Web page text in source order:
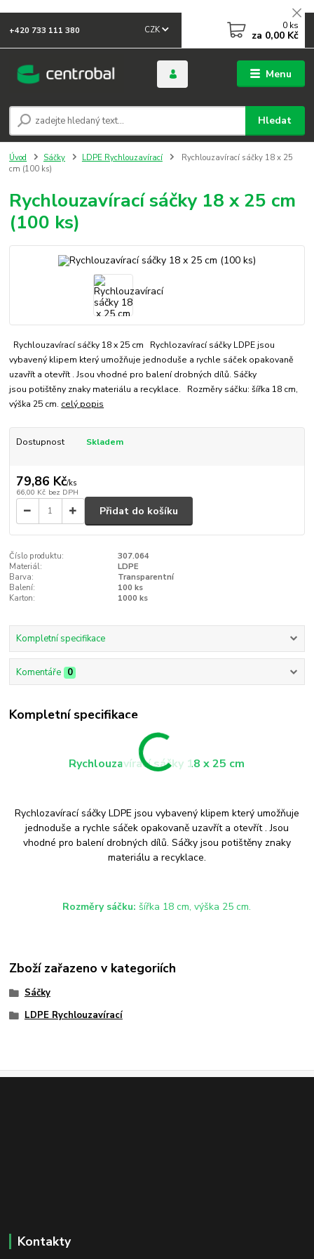
Menu
CZK
Hledat
+420 733 111 380 0 ks
za 0,00 Kč
Úvod Sáčky LDPE Rychlouzavírací
Rychlouzavírací sáčky 18 x 25
cm (100 ks)
Rychlouzavírací sáčky 18 x 25 cm
(100 ks)
Rychlouzavírací sáčky 18 x 25 cm Rychlozavírací sáčky LDPE jsou
vybavený klipem který umožňuje jednoduše a rychle sáček opakovaně
uzavřít a otevřít . Jsou vhodné pro balení drobných dílů. Sáčky
jsou potištěny znaky materiálu a recyklace. Rozměry sáčku: šířka 18 cm,
výška 25 cm. celý popis
Dostupnost Skladem
79,86 Kč/ks
66,00 Kč bez DPH
Přidat do košíku
Číslo produktu:
307.064
Materiál:
LDPE
Barva:
Transparentní
Balení:
100 ks
Karton:
1000 ks
Kompletní specifikace
Komentáře 0
Kompletní specifikace
Rychlouzavírací sáčky 18 x 25 cm
Rychlozavírací sáčky LDPE jsou vybavený klipem který umožňuje
jednoduše a rychle sáček opakovaně uzavřít a otevřít . Jsou
vhodné pro balení drobných dílů. Sáčky jsou potištěny znaky
materiálu a recyklace.
Rozměry sáčku: šířka 18 cm, výška 25 cm.
Zboží zařazeno v kategoriích
Sáčky
LDPE Rychlouzavírací
Kontakty